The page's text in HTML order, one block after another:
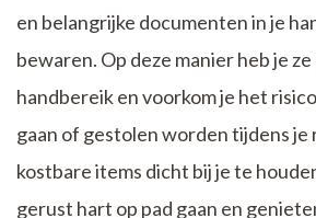
en belangrijke documenten in je
bewaren. Op deze manier heb je
handbereik en voorkom je het
gaan of gestolen worden tijdens je
kostbare items dicht bij je te
gerust hart op pad gaan en